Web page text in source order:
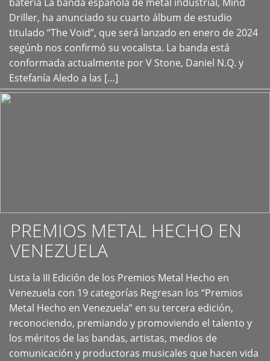
Driller, ha anunciado su cuarto álbum de estudio
titulado “The Void”, que será lanzado en enero de 2024
segúnb nos confirmó su vocalista. La banda está
conformada actualmente por V Stone, Daniel N.Q. y
Estefanía Aledo a las […]
+
PREMIOS METAL HECHO EN
VENEZUELA
Lista la III Edición de los Premios Metal Hecho en
Venezuela con 19 categorías Regresan los “Premios
Metal Hecho en Venezuela” en su tercera edición,
reconociendo, premiando y promoviendo el talento y
los méritos de las bandas, artistas, medios de
comunicación y productoras musicales que hacen vida
+